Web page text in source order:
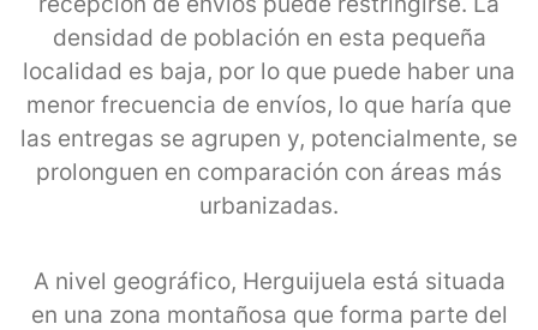
densidad de población en esta pequeña
localidad es baja, por lo que puede haber una
menor frecuencia de envíos, lo que haría que
las entregas se agrupen y, potencialmente, se
prolonguen en comparación con áreas más
urbanizadas.
A nivel geográfico, Herguijuela está situada
en una zona montañosa que forma parte del